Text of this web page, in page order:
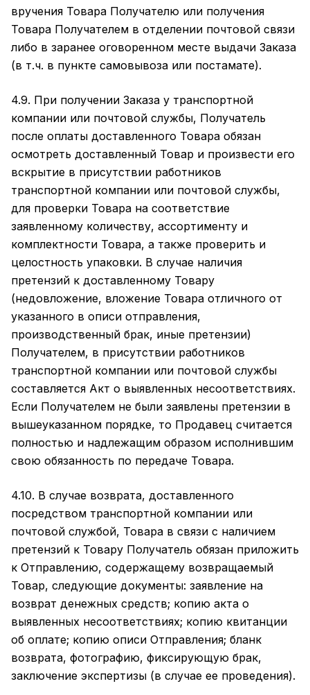
вручения Товара Получателю или получения
Товара Получателем в отделении почтовой связи
либо в заранее оговоренном месте выдачи Заказа
(в т.ч. в пункте самовывоза или постамате).
4.9. При получении Заказа у транспортной
компании или почтовой службы, Получатель
после оплаты доставленного Товара обязан
осмотреть доставленный Товар и произвести его
вскрытие в присутствии работников
транспортной компании или почтовой службы,
для проверки Товара на соответствие
заявленному количеству, ассортименту и
комплектности Товара, а также проверить и
целостность упаковки. В случае наличия
претензий к доставленному Товару
(недовложение, вложение Товара отличного от
указанного в описи отправления,
производственный брак, иные претензии)
Получателем, в присутствии работников
транспортной компании или почтовой службы
составляется Акт о выявленных несоответствиях.
Если Получателем не были заявлены претензии в
вышеуказанном порядке, то Продавец считается
полностью и надлежащим образом исполнившим
свою обязанность по передаче Товара.
4.10. В случае возврата, доставленного
посредством транспортной компании или
почтовой службой, Товара в связи с наличием
претензий к Товару Получатель обязан приложить
к Отправлению, содержащему возвращаемый
Товар, следующие документы: заявление на
возврат денежных средств; копию акта о
выявленных несоответствиях; копию квитанции
об оплате; копию описи Отправления; бланк
возврата, фотографию, фиксирующую брак,
заключение экспертизы (в случае ее проведения).